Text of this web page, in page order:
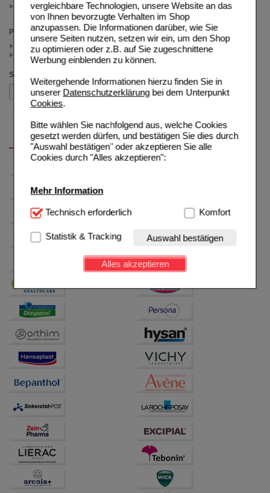
vergleichbare Technologien, unsere Website an das
von Ihnen bevorzugte Verhalten im Shop
anzupassen. Die Informationen darüber, wie Sie
unsere Seiten nutzen, setzen wir ein, um den Shop
zu optimieren oder z.B. auf Sie zugeschnittene
Werbung einblenden zu können.
Weitergehende Informationen hierzu finden Sie in
unserer Datenschutzerklärungbei dem Unterpunkt
Cookies.
Bitte wählen Sie nachfolgend aus, welche Cookies
gesetzt werden dürfen, und bestätigen Sie dies durch
"Auswahl bestätigen" oder akzeptieren Sie alle
Cookies durch "Alles akzeptieren":
Mehr Information
Technisch Notwendig:Hierbei handelt es sich um
Website notwendig sind (z.B. Navigation, Warenkorb,
Kundenkonto), weshalb auf diese nicht verzichtet
werden kann.
Einkaufserlebnis noch ansprechender zu gestalten,
Besuchers oder unsere Seite an bevorzugte
Verhaltensweisen (z.B. Spracheinstellung)
anzupassen. Komfort-Cookies ermöglichen es uns
auch auf Ihre Bedürfnisse zugeschrittene Inhalte
anzuzeigen und unser Partnerprogramm zu
betreiben.
Statistik & Tracking:
Hierüber lassen sich
unserer Website sammeln, mit deren Hilfe wir unsere
auf unserer Website aber auch die Werbung auf
Drittseiten möglichst relevant für Sie zu gestalten.
Bitte beachten Sie, dass Daten hierfür teilweise an
Dritte wie z.B. Google oder soziale Medien
übertragen werden.
Technisch erforderlich Komfort
Statistik & Tracking Auswahl bestätigen
Alles akzeptieren
Augensalbe
(auswahl entfernen)
Preis
>= 22.50 (1)
Sortieren nach